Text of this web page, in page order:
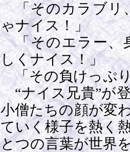
「そのカラブリ
ゃナイス！」
「そのエラー、
しくナイス！」
「その負けっぷ
“ナイス兄貴”が
小僧たちの顔が変
ていく様子を熱く
とつの言葉が世界